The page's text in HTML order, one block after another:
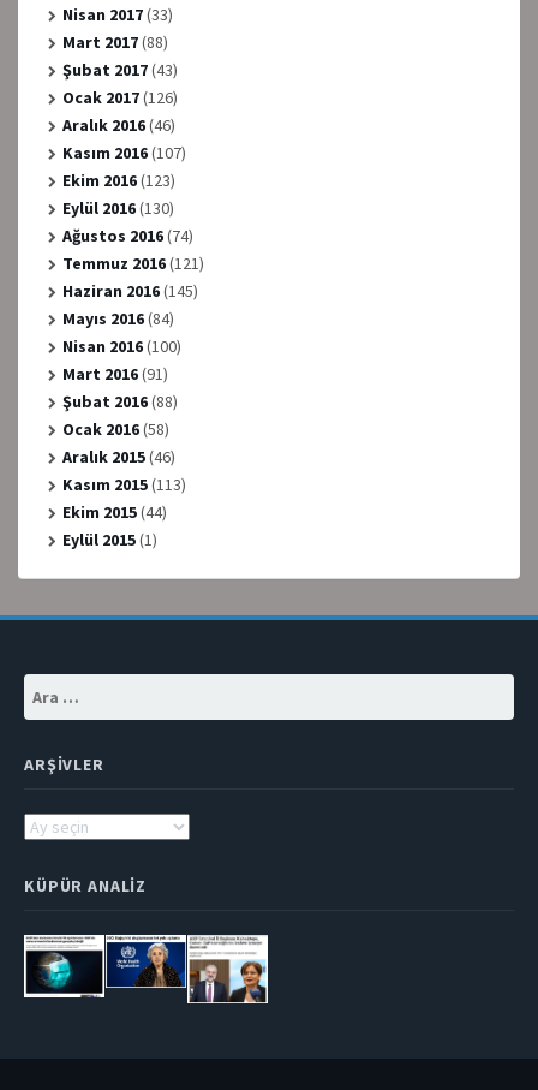
Nisan 2017(33)
Mart 2017(88)
Şubat 2017(43)
Ocak 2017(126)
Aralık 2016(46)
Kasım 2016(107)
Ekim 2016(123)
Eylül 2016(130)
Ağustos 2016(74)
Temmuz 2016(121)
Haziran 2016(145)
Mayıs 2016(84)
Nisan 2016(100)
Mart 2016(91)
Şubat 2016(88)
Ocak 2016(58)
Aralık 2015(46)
Kasım 2015(113)
Ekim 2015(44)
Eylül 2015(1)
ARŞIVLER
Arşivler
KÜPÜR ANALIZ